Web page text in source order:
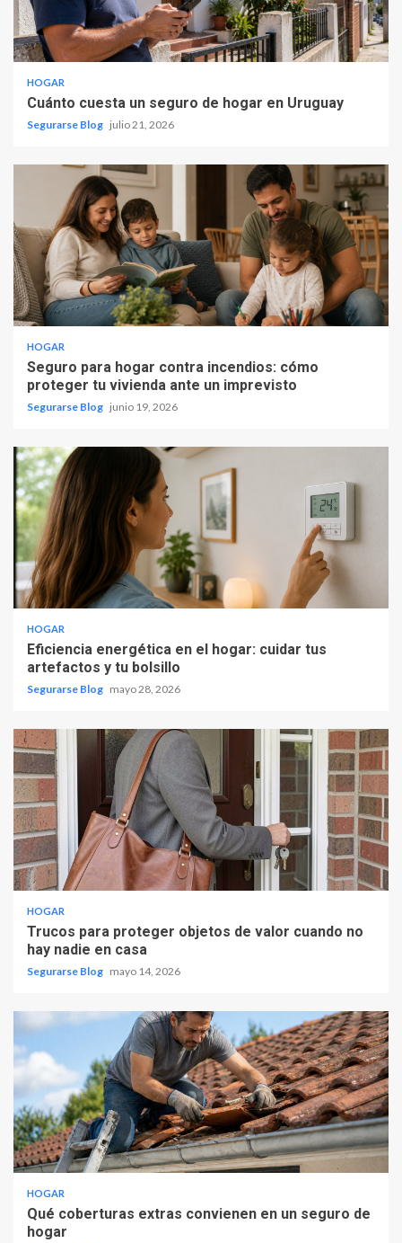
HOGAR
Cuánto cuesta un seguro de hogar en Uruguay
Segurarse Blog julio 21, 2026
HOGAR
Seguro para hogar contra incendios: cómo
proteger tu vivienda ante un imprevisto
Segurarse Blog junio 19, 2026
HOGAR
Eficiencia energética en el hogar: cuidar tus
artefactos y tu bolsillo
Segurarse Blog mayo 28, 2026
HOGAR
Trucos para proteger objetos de valor cuando no
hay nadie en casa
Segurarse Blog mayo 14, 2026
HOGAR
Qué coberturas extras convienen en un seguro de
hogar